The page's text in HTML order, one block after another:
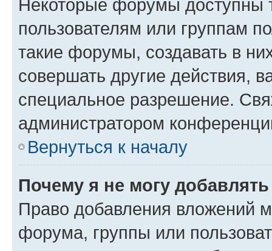
Некоторые форумы доступны
пользователям или группам
такие форумы, создавать в
совершать другие действия,
специальное разрешение.
администратором
Вернуться к началу
Почему я не могу
Право добавления вложений
форума, группы или